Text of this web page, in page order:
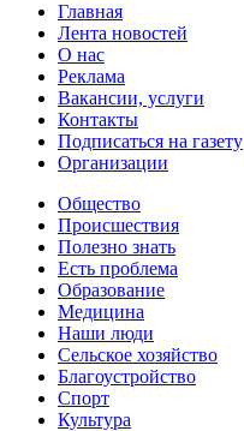
Главная
Лента новостей
О нас
Реклама
Вакансии, услуги
Контакты
Подписаться на газету
Организации
Общество
Происшествия
Полезно знать
Есть проблема
Образование
Медицина
Наши люди
Сельское хозяйство
Благоустройство
Спорт
Культура